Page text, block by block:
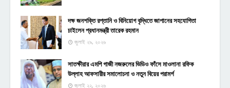
দক্ষ জনশক্তি রপ্তানি ও বিনিয়োগ বৃদ্ধিতে জাপানের সহযোগিতা
চাইলেন প্রধানমন্ত্রী তারেক রহমান
জুলাই ২৯, ২০২৬
সাতক্ষীরার এমপি গাজী নজরুলের ভিডিও ফাঁসে মাওলানা রফিক
উল্লাহ আফসারীর সমালোচনা ও নতুন বিয়ের পরামর্শ
জুলাই ২২, ২০২৬